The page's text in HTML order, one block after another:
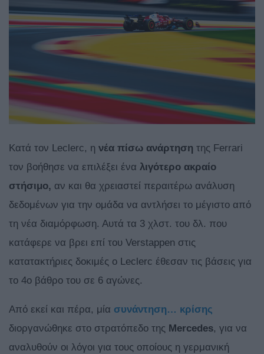
Κατά τον Leclerc, η νέα πίσω ανάρτηση της Ferrari
τον βοήθησε να επιλέξει ένα λιγότερο ακραίο
στήσιμο, αν και θα χρειαστεί περαιτέρω ανάλυση
δεδομένων για την ομάδα να αντλήσει το μέγιστο από
τη νέα διαμόρφωση. Αυτά τα 3 χλστ. του δλ. που
κατάφερε να βρει επί του Verstappen στις
κατατακτήριες δοκιμές ο Leclerc έθεσαν τις βάσεις για
το 4ο βάθρο του σε 6 αγώνες.
Από εκεί και πέρα, μία συνάντηση… κρίσης
διοργανώθηκε στο στρατόπεδο της Mercedes, για να
αναλυθούν οι λόγοι για τους οποίους η γερμανική